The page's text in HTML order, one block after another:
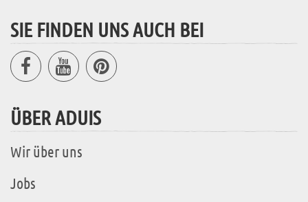
SIE FINDEN UNS AUCH BEI
ÜBER ADUIS
Wir über uns
Jobs